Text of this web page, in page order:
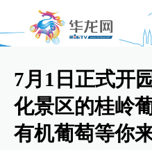
7月1日正式开
化景区的桂岭
有机葡萄等你